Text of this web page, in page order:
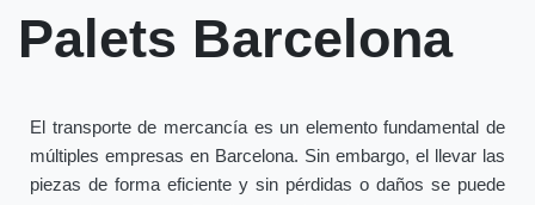
Palets Barcelona
El transporte de mercancía es un elemento fundamental de
múltiples empresas en Barcelona. Sin embargo, el llevar las
piezas de forma eficiente y sin pérdidas o daños se puede